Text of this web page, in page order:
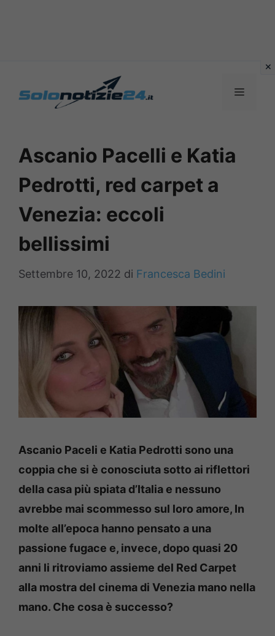
MENU
Ascanio Pacelli e Katia
Pedrotti, red carpet a
Venezia: eccoli
bellissimi
Settembre 10, 2022 di Francesca Bedini
Ascanio Paceli e Katia Pedrotti sono una
coppia che si è conosciuta sotto ai riflettori
della casa più spiata d’Italia e nessuno
avrebbe mai scommesso sul loro amore, In
molte all’epoca hanno pensato a una
passione fugace e, invece, dopo quasi 20
anni li ritroviamo assieme del Red Carpet
alla mostra del cinema di Venezia mano nella
mano. Che cosa è successo?